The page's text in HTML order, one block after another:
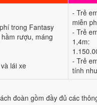
trong Fantasy
rượu, máng
lái xe
- Trẻ
miễn
- Trẻ
1,4m:
- Trẻ
tính
đoàn gồm đầy đủ các